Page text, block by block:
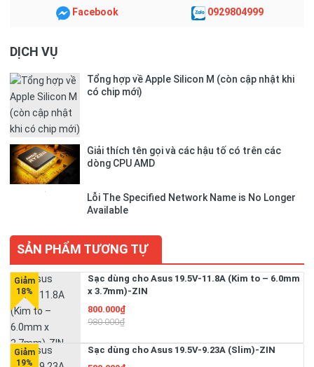
Facebook 0929804999
DỊCH VỤ
Tổng hợp về Apple Silicon M (còn cập nhật khi
có chip mới)
Giải thích tên gọi và các hậu tố có trên các
dòng CPU AMD
Lỗi The Specified Network Name is No Longer
Available
SẢN PHẨM TƯƠNG TỰ
Sạc dùng cho Asus 19.5V-11.8A (Kim to – 6.0mm
x 3.7mm)-ZIN
800.000₫
980.000₫
Sạc dùng cho Asus 19.5V-9.23A (Slim)-ZIN